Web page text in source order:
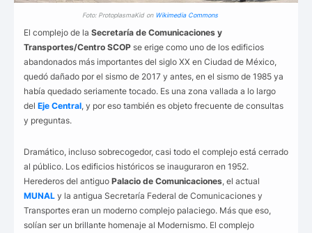
Foto: ProtoplasmaKid on Wikimedia Commons
El complejo de la Secretaría de Comunicaciones y
Transportes/Centro SCOP se erige como uno de los edificios
abandonados más importantes del siglo XX en Ciudad de México,
quedó dañado por el sismo de 2017 y antes, en el sismo de 1985 ya
había quedado seriamente tocado. Es una zona vallada a lo largo
del Eje Central , y por eso también es objeto frecuente de consultas
y preguntas.
Dramático, incluso sobrecogedor, casi todo el complejo está cerrado
al público. Los edificios históricos se inauguraron en 1952.
Herederos del antiguo Palacio de Comunicaciones , el actual
MUNAL y la antigua Secretaría Federal de Comunicaciones y
Transportes eran un moderno complejo palaciego. Más que eso,
solían ser un brillante homenaje al Modernismo. El complejo